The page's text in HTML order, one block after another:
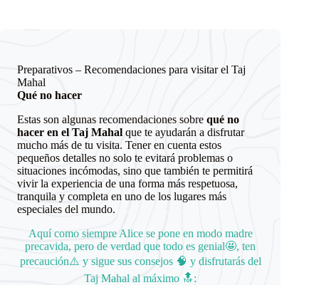
Preparativos – Recomendaciones para visitar el Taj
Mahal
Qué no hacer
Estas son algunas recomendaciones sobre qué no
hacer en el Taj Mahal que te ayudarán a disfrutar
mucho más de tu visita. Tener en cuenta estos
pequeños detalles no solo te evitará problemas o
situaciones incómodas, sino que también te permitirá
vivir la experiencia de una forma más respetuosa,
tranquila y completa en uno de los lugares más
especiales del mundo.
Aquí como siempre Alice se pone en modo madre
precavida, pero de verdad que todo es genial🤩, ten
precaución⚠️ y sigue sus consejos 🧠 y disfrutarás del
Taj Mahal al máximo 🔝: